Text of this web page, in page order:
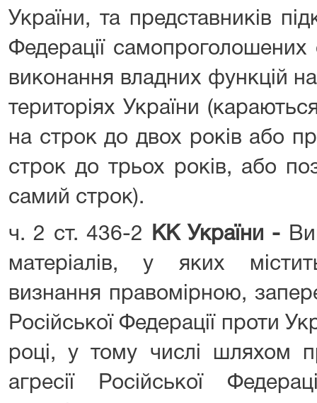
України, та представників
Федерації самопроголошених
виконання владних функцій
територіях України
на строк до двох років або
строк до трьох років, або
самий строк).
ч. 2 ст. 436-2
КК України -
матеріалів, у яких
визнання правомірною,
Російської Федерації проти
році, у тому числі шляхом
агресії Російської